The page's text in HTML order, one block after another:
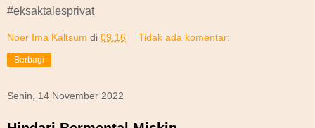
#eksaktalesprivat
Noer Ima Kaltsum di 09.16 Tidak ada komentar:
Berbagi
Senin, 14 November 2022